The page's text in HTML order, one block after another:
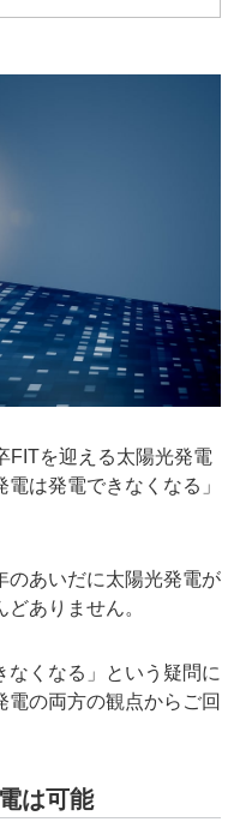
FITを迎える太陽光発電
は発電できなくなる」
のあいだに太陽光発電が
ありません。
なくなる」という疑問に
の両方の観点からご回
は可能